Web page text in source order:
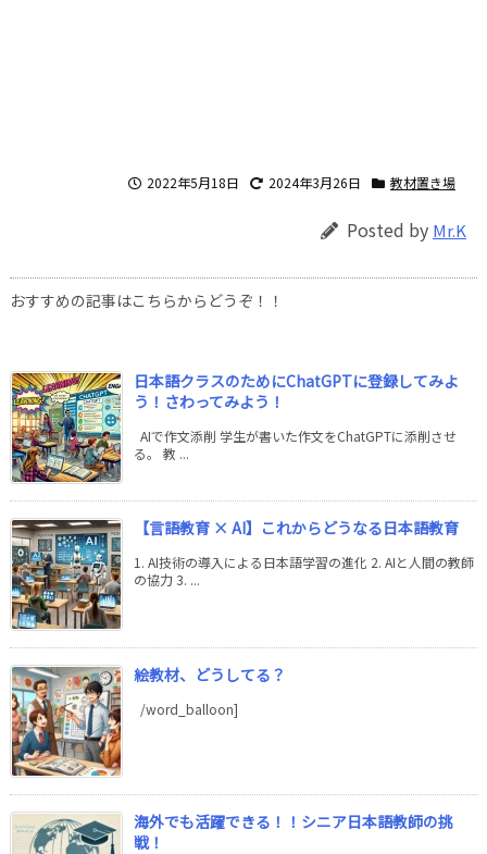
2022年5月18日 2024年3月26日 教材置き場
Posted by Mr.K
おすすめの記事はこちらからどうぞ！！
日本語クラスのためにChatGPTに登録してみよ
う！さわってみよう！
AIで作文添削 学生が書いた作文をChatGPTに添削させ
る。 教 ...
【言語教育 × AI】これからどうなる日本語教育
1. AI技術の導入による日本語学習の進化 2. AIと人間の教師
の協力 3. ...
絵教材、どうしてる？
/word_balloon]
海外でも活躍できる！！シニア日本語教師の挑
戦！